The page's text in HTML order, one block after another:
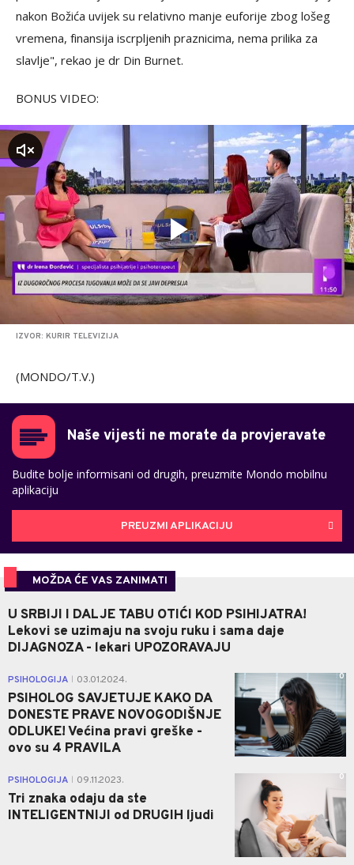
nakon Božića uvijek su relativno manje euforije zbog lošeg
vremena, finansija iscrpljenih praznicima, nema prilika za
slavlje", rekao je dr Din Burnet.
BONUS VIDEO:
IZVOR: KURIR TELEVIZIJA
(MONDO/T.V.)
Naše vijesti ne morate da provjeravate
Budite bolje informisani od drugih, preuzmite Mondo mobilnu
aplikaciju
PREUZMI APLIKACIJU
MOŽDA ĆE VAS ZANIMATI
U SRBIJI I DALJE TABU OTIĆI KOD PSIHIJATRA!
Lekovi se uzimaju na svoju ruku i sama daje
DIJAGNOZA - lekari UPOZORAVAJU
PSIHOLOGIJA 03.01.2024.
PSIHOLOG SAVJETUJE KAKO DA
DONESTE PRAVE NOVOGODIŠNJE
ODLUKE! Većina pravi greške -
ovo su 4 PRAVILA
0
PSIHOLOGIJA 09.11.2023.
Tri znaka odaju da ste
INTELIGENTNIJI od DRUGIH ljudi
0